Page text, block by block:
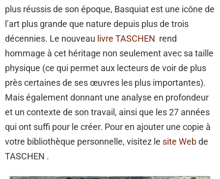
plus réussis de son époque, Basquiat est une icône de
l’art plus grande que nature depuis plus de trois
décennies. Le nouveau livre TASCHEN rend
hommage à cet héritage non seulement avec sa taille
physique (ce qui permet aux lecteurs de voir de plus
près certaines de ses œuvres les plus importantes).
Mais également donnant une analyse en profondeur
et un contexte de son travail, ainsi que les 27 années
qui ont suffi pour le créer. Pour en ajouter une copie à
votre bibliothèque personnelle, visitez le site Webde
TASCHEN .